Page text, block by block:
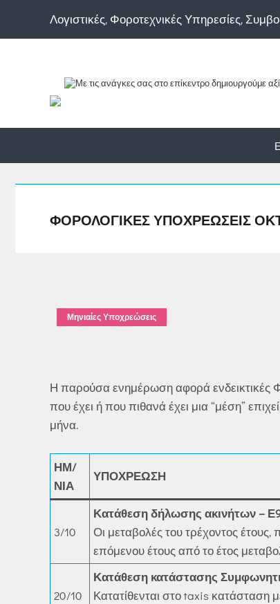
Λογιστικές, Φοροτεχνικές Υπηρεσίες,
ΦΟΡΟΛΟΓΙΚΕΣ ΥΠΟΧΡΕΩΣΕΙΣ
Μηνιαίες Υποχρεώσεις
Η παρούσα ενημέρωση αφορά ενδεικτικές
που έχει ή που πιθανά έχει μια “μέση”
μήνα.
ΗΜ/
ΝΙΑ
ΥΠΟΧΡΕΩΣΗ
3/10
Κατάθεση δήλωσης ακινήτων –
Οι μεταβολές του τρέχοντος έτους,
επόμενου έτους από το έτος
20/10
Κατάθεση κατάστασης
Κατατίθενται στο taxis κατάσταση